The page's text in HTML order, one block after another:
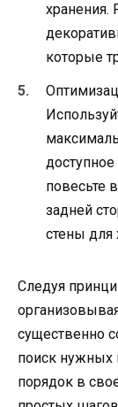
хранения.
которые
повесьте
задней
стены для
Следуя
существенно
поиск нужных
порядок в